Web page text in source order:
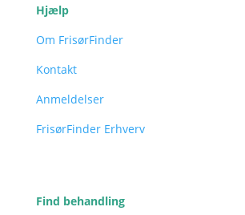
Hjælp
Om FrisørFinder
Kontakt
Anmeldelser
FrisørFinder Erhverv
Find behandling